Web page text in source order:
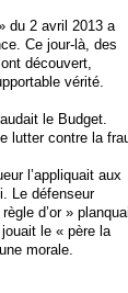
du 2 avril 2013 a
Ce jour-là, des
découvert,
vérité.
le Budget.
lutter contre la
l’appliquait aux
Le défenseur
d’or »
jouait le « père la
morale.